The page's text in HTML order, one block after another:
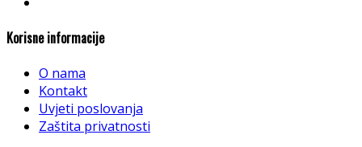
Korisne informacije
O nama
Kontakt
Uvjeti poslovanja
Zaštita privatnosti